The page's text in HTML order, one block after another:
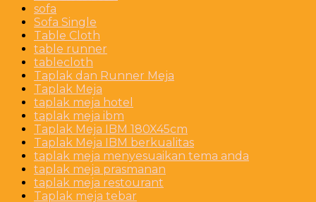
sofa
Sofa Single
Table Cloth
table runner
tablecloth
Taplak dan Runner Meja
Taplak Meja
taplak meja hotel
taplak meja ibm
Taplak Meja IBM 180X45cm
Taplak Meja IBM berkualitas
taplak meja menyesuaikan tema anda
taplak meja prasmanan
taplak meja restourant
Taplak meja tebar